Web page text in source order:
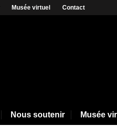
Musée virtuel Contact
Nous soutenir Musée